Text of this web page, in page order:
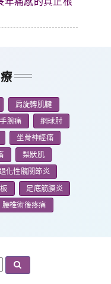
肩旋轉肌腱
手腕痛 網球肘
坐骨神經痛
梨狀肌
化性髖關節炎
足底筋膜炎
腰椎術後疼痛